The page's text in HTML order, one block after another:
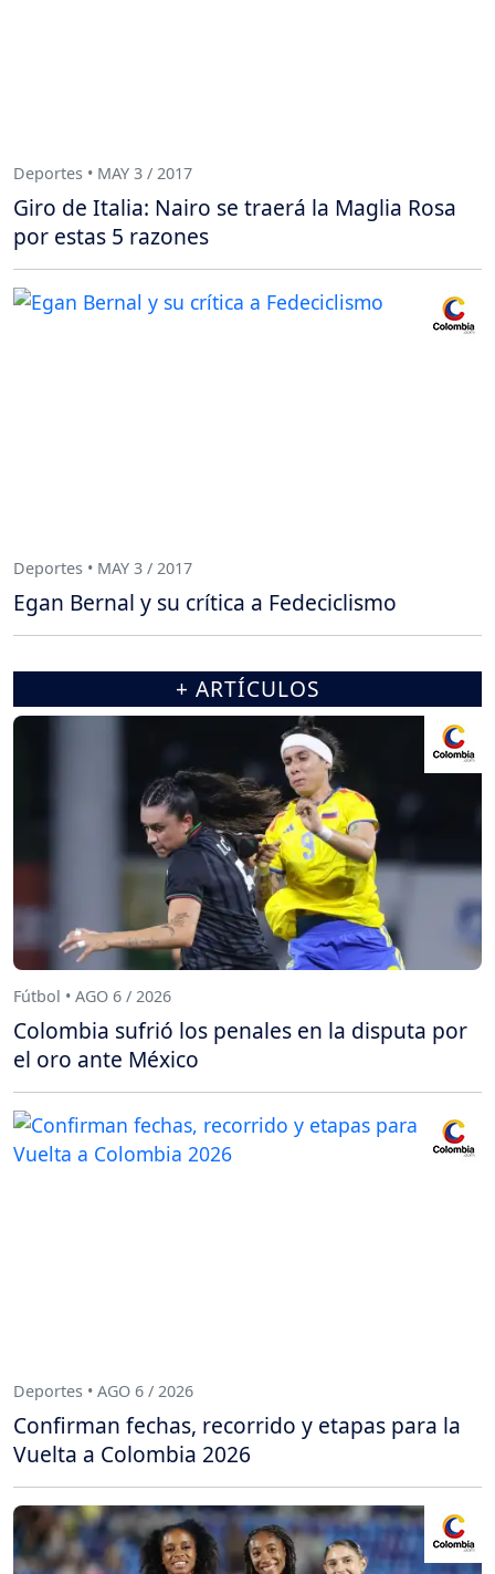
Deportes • MAY 3 / 2017
Giro de Italia: Nairo se traerá la Maglia Rosa
por estas 5 razones
Deportes • MAY 3 / 2017
Egan Bernal y su crítica a Fedeciclismo
+ ARTÍCULOS
Fútbol • AGO 6 / 2026
Colombia sufrió los penales en la disputa por
el oro ante México
Deportes • AGO 6 / 2026
Confirman fechas, recorrido y etapas para la
Vuelta a Colombia 2026